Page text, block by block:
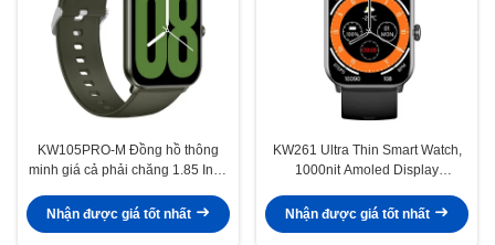
KW105PRO-M Đồng hồ thông
minh giá cả phải chăng 1.85 Inch
thị Smartwatch
Nhận được giá tốt nhất
KW261 Ultra Thin Smart Watch,
1000nit Amoled Display
Bluetooth
Nhận được giá tốt nhất